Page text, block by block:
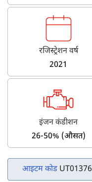
रजिस्ट्रेशन वर्ष
2021
इंजन कंडीशन
26-50% (औसत)
आइटम कोड UT01376